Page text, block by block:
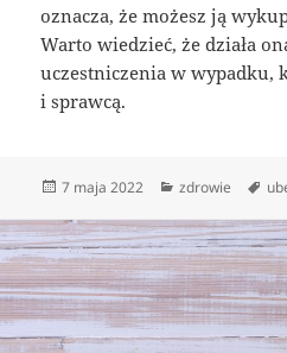
oznacza, że możesz ją
Warto wiedzieć, że działa
uczestniczenia w wypadku,
i sprawcą.
Data
7 maja 2022 Kategorie
zdrowie